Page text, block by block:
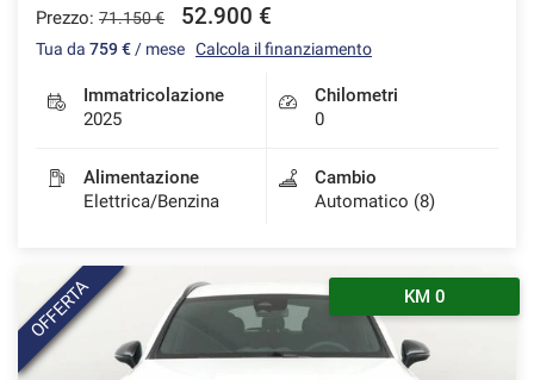
Prezzo: 71.150 € 52.900 €
Tua da 759 € / mese Calcola il finanziamento
Immatricolazione
2025
Chilometri
0
Alimentazione
Elettrica/Benzina
Cambio
Automatico (8)
OFFERTA KM 0